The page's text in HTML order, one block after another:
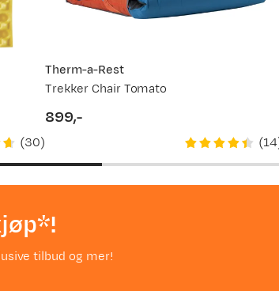
(30)
Therm-a-Rest
Trekker Chair Tomato
899,-
(14
tilbud og mer!